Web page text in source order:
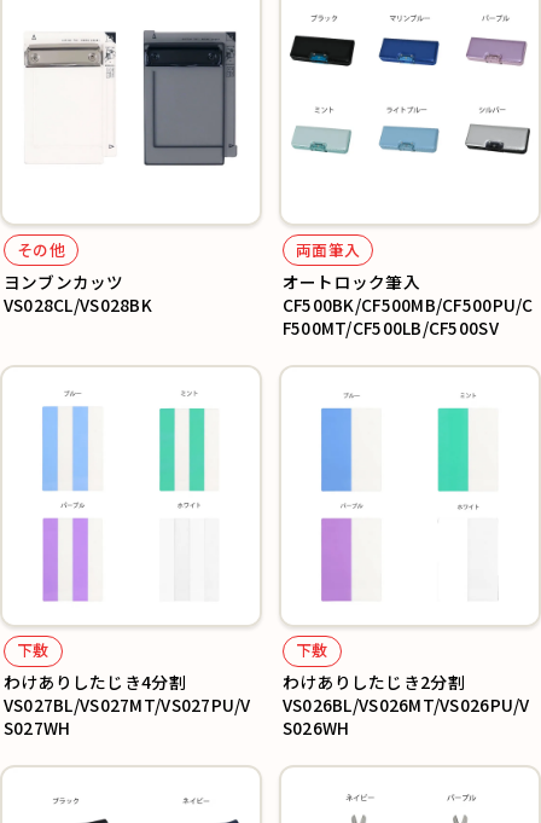
その他
ヨンブンカッツ
VS028CL/VS028BK
両面筆入
オートロック筆入
CF500BK/CF500MB/CF500PU/C
F500MT/CF500LB/CF500SV
下敷
わけありしたじき4分割
VS027BL/VS027MT/VS027PU/V
S027WH
下敷
わけありしたじき2分割
VS026BL/VS026MT/VS026PU/V
S026WH